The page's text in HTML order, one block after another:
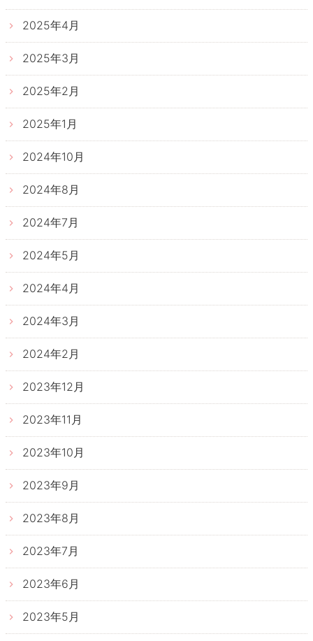
2025年4月
2025年3月
2025年2月
2025年1月
2024年10月
2024年8月
2024年7月
2024年5月
2024年4月
2024年3月
2024年2月
2023年12月
2023年11月
2023年10月
2023年9月
2023年8月
2023年7月
2023年6月
2023年5月